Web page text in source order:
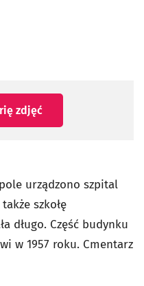
zdjęć
urządzono szpital
szkołę
długo. Część budynku
w 1957 roku. Cmentarz